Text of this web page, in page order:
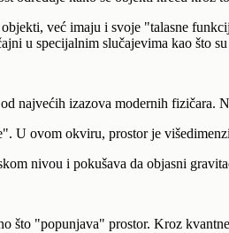
već imaju i svoje "talasne
u specijalnim slučajevima kao što
najvećih izazova modernih fizičara.
U ovom okviru, prostor je
nivou i pokušava da objasni
što "popunjava" prostor. Kroz